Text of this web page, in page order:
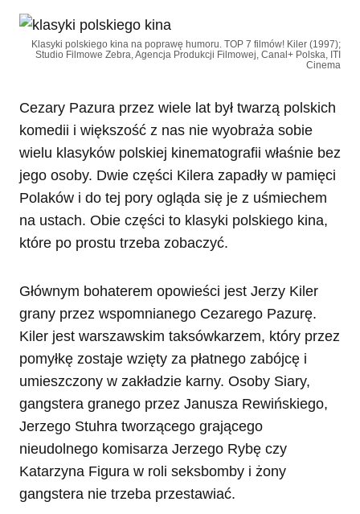
Klasyki polskiego kina na poprawę humoru. TOP 7 filmów! Kiler (1997);
Studio Filmowe Zebra, Agencja Produkcji Filmowej, Canal+ Polska, ITI
Cinema
Cezary Pazura przez wiele lat był twarzą polskich
komedii i większość z nas nie wyobraża sobie
wielu klasyków polskiej kinematografii właśnie bez
jego osoby. Dwie części Kilera zapadły w pamięci
Polaków i do tej pory ogląda się je z uśmiechem
na ustach. Obie części to klasyki polskiego kina,
które po prostu trzeba zobaczyć.
Głównym bohaterem opowieści jest Jerzy Kiler
grany przez wspomnianego Cezarego Pazurę.
Kiler jest warszawskim taksówkarzem, który przez
pomyłkę zostaje wzięty za płatnego zabójcę i
umieszczony w zakładzie karny. Osoby Siary,
gangstera granego przez Janusza Rewińskiego,
Jerzego Stuhra tworzącego grającego
nieudolnego komisarza Jerzego Rybę czy
Katarzyna Figura w roli seksbomby i żony
gangstera nie trzeba przestawiać.